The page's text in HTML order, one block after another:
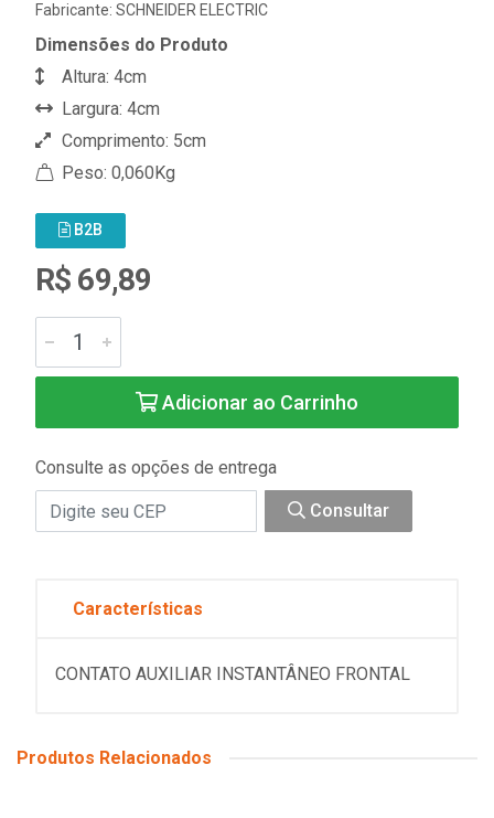
Fabricante: SCHNEIDER ELECTRIC
Dimensões do Produto
Altura: 4cm
Largura: 4cm
Comprimento: 5cm
Peso: 0,060Kg
B2B
R$ 69,89
Adicionar ao Carrinho
Consulte as opções de entrega
Consultar
Características
CONTATO AUXILIAR INSTANTÂNEO FRONTAL
Produtos Relacionados